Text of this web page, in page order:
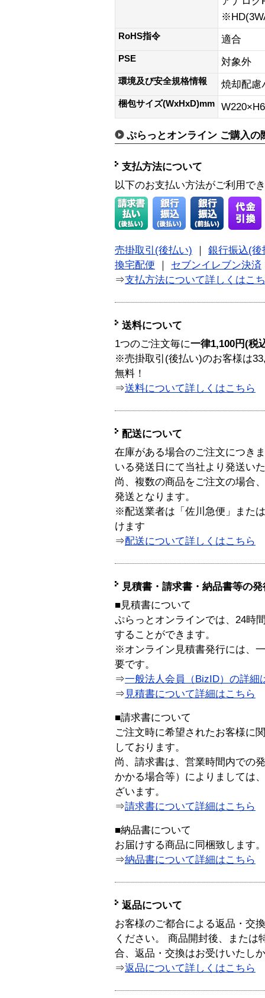
RoHS指令 適合
PSE 対象外
環境及び安全規格情報 焼却配慮
梱包サイズ(WxHxD)mm
ぷらっとオンライン ご購入の
支払方法について
以下のお支払い方法がご利用で
売掛取引(後払い) ｜ 銀行振込(後
換宅配便 ｜ セブンイレブン決済
⇒支払方法について詳しくはこ
送料について
1つのご注文毎に一律1,100円(税
※売掛取引(後払い)のお客様は
無料！
⇒送料について詳しくはこちら
配送について
在庫がある場合のご注文につき
いる発送日にて当社より発送い
尚、複数の商品をご注文の場合
発送となります。
※配送業者は「佐川急便」また
けます
⇒配送について詳しくはこちら
見積書・請求書・納品書等の
■見積書について
ぷらっとオンラインでは、24時
することができます。
※オンライン見積書発行には、
要です。
⇒一般法人会員（BizID）の詳細
⇒ 見積書について詳細はこちら
■請求書について
ご注文時に希望されたお客様に
しております。
尚、請求書は、営業時間内での
かかる場合等）によりましては
ざいます。
⇒請求書について詳細はこちら
■納品書について
お届けする商品に同梱致します。
⇒納品書について詳細はこちら
返品について
お客様のご都合による返品・交
ください。 商品開封後、または
合、返品・交換はお受けいたし
⇒返品について詳しくはこちら